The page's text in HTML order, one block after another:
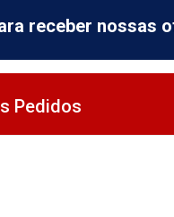
receber nossas
Pedidos